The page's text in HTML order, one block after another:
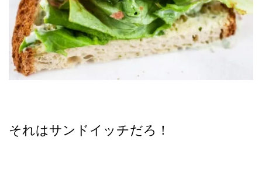
それはサンドイッチだろ！